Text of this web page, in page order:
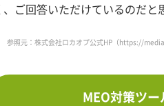
ご回答いただけているのだと
参照元：株式会社ロカオプ公式HP（https://
MEO対策ツ